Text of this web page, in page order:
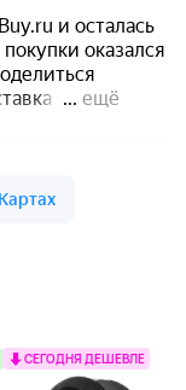
СЕГОДНЯ ДЕШЕВЛЕ